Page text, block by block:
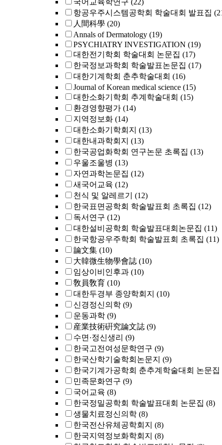
국어교육학연구 (22)
항공우주시스템공학회 학술대회 발표집
人間科學 (20)
Annals of Dermatology (19)
PSYCHIATRY INVESTIGATION (19)
대한전기학회 학술대회 논문집 (17)
한국정보과학회 학술발표논문집 (17)
대한기계학회 춘추학술대회 (16)
Journal of Korean medical science (15)
대한소화기학회 추계학술대회 (15)
환경영향평가 (14)
지역정보화 (14)
대한소화기학회지 (13)
대한내과학회지 (13)
한국공업화학회 연구논문 초록집 (13)
우울조울병 (13)
자연과학논문집 (12)
새국어교육 (12)
천식 및 알레르기
(12)
한국표면공학회 학술발표회 초록집 (12)
독서연구 (12)
대한설비공학회 학술발표대회논문집 (11)
한국항공우주학회 학술발표회 초록집 (11)
論文集 (10)
大韓微生物學會誌 (10)
임상이비인후과 (10)
敎員敎育 (10)
대한두경부 종양학회지 (10)
신경정신의학 (9)
운동과학 (9)
産業技術硏究論文誌 (9)
수면·정신생리 (9)
한국고전여성문학연구 (9)
한국산학기술학회논문지 (9)
한국기계가공학회 춘추계학술대회 논문집
민족문화연구 (9)
국어교육 (8)
한국정밀공학회 학술발표대회 논문집 (8)
생물치료정신의학 (8)
한국전산유체공학회지 (8)
한국지역정보화학회지 (8)